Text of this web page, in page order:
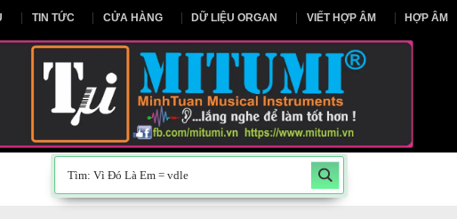
CHỦ TIN TỨC CỬA HÀNG DỮ LIỆU ORGAN VIẾT HỢP ÂM